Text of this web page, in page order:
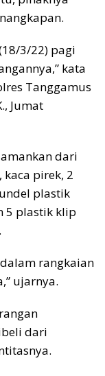
3/22) pagi
kata
Tanggamus
Jumat
dari
pirek, 2
plastik
5 plastik klip
rangkaian
ujarnya.
dari